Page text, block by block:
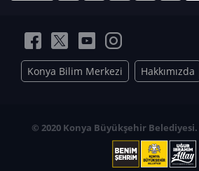
Konya Bilim Merkezi Hakkımızda
© 2020 Konya Büyükşehir Belediyesi.